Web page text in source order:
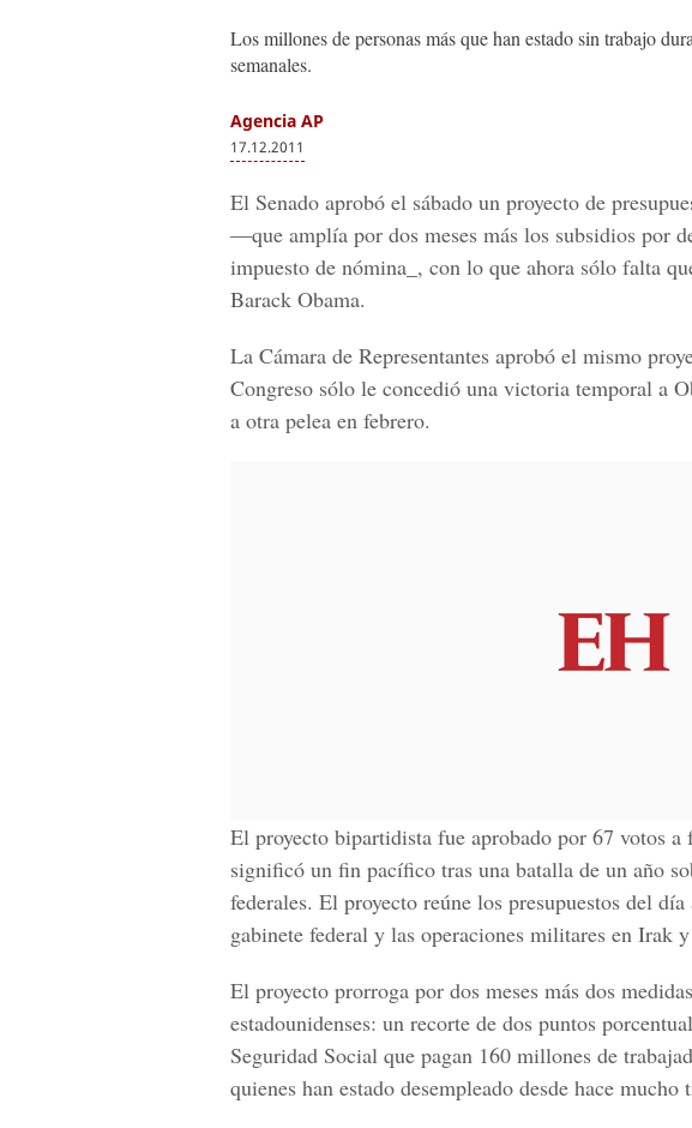
Los millones de personas más que han estado sin trabajo
semanales.
Agencia AP
17.12.2011
El Senado aprobó el sábado un proyecto de
—que amplía por dos meses más los subsidios por
impuesto de nómina_, con lo que ahora sólo falta
Barack Obama.
La Cámara de Representantes aprobó el mismo
Congreso sólo le concedió una victoria temporal a
a otra pelea en febrero.
El proyecto bipartidista fue aprobado por 67 votos
significó un fin pacífico tras una batalla de un año
federales. El proyecto reúne los presupuestos del
gabinete federal y las operaciones militares en Irak
El proyecto prorroga por dos meses más dos
estadounidenses: un recorte de dos puntos
Seguridad Social que pagan 160 millones de
quienes han estado desempleado desde hace mucho